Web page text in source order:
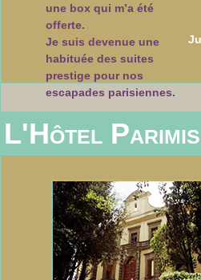
une box qui m’a été
offerte.
Je suis devenue une
habituée des suites
prestige pour nos
escapades parisiennes.
L'Hôtel Parimis